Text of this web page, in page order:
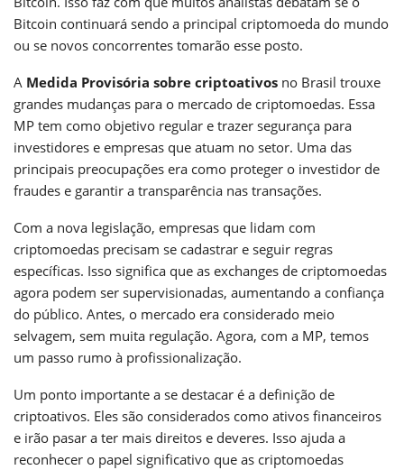
Bitcoin continuará sendo a principal criptomoeda do mundo
ou se novos concorrentes tomarão esse posto.
A Medida Provisória sobre criptoativos no Brasil trouxe
grandes mudanças para o mercado de criptomoedas. Essa
MP tem como objetivo regular e trazer segurança para
investidores e empresas que atuam no setor. Uma das
principais preocupações era como proteger o investidor de
fraudes e garantir a transparência nas transações.
Com a nova legislação, empresas que lidam com
criptomoedas precisam se cadastrar e seguir regras
específicas. Isso significa que as exchanges de criptomoedas
agora podem ser supervisionadas, aumentando a confiança
do público. Antes, o mercado era considerado meio
selvagem, sem muita regulação. Agora, com a MP, temos
um passo rumo à profissionalização.
Um ponto importante a se destacar é a definição de
criptoativos. Eles são considerados como ativos financeiros
e irão pasar a ter mais direitos e deveres. Isso ajuda a
reconhecer o papel significativo que as criptomoedas